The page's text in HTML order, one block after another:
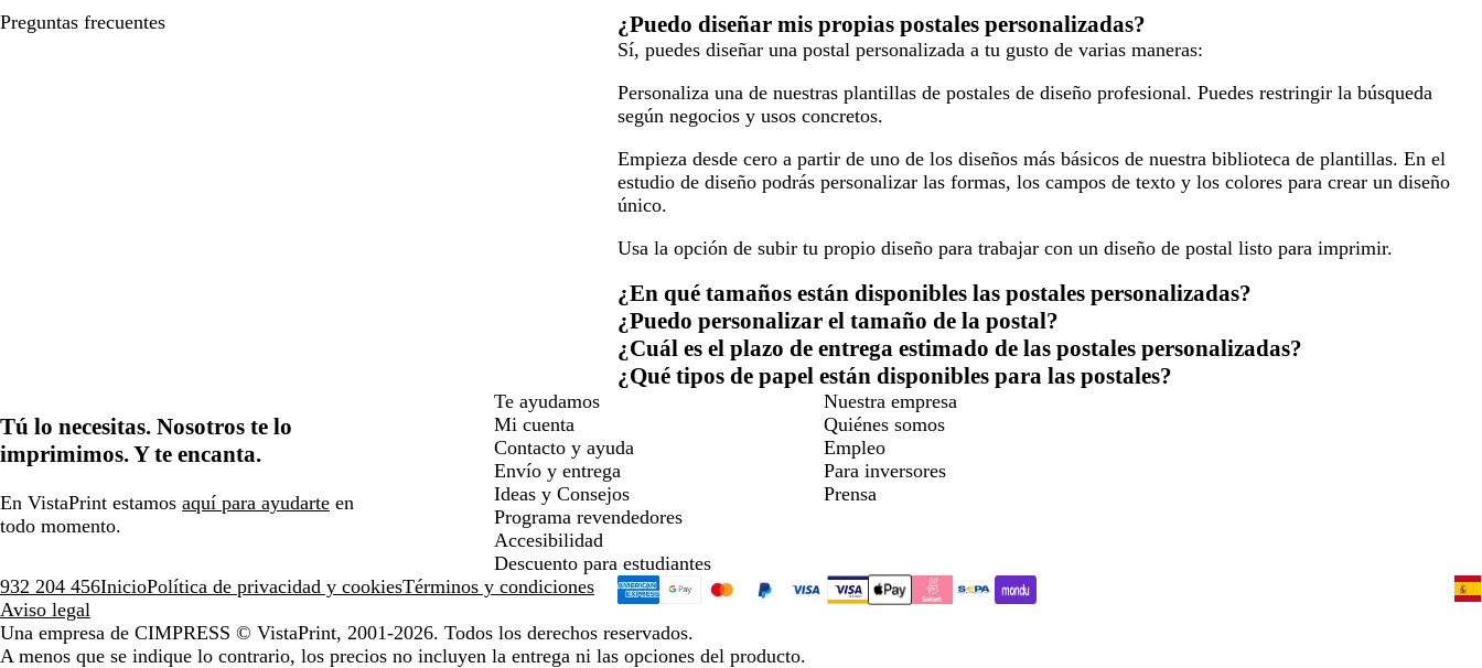
Preguntas frecuentes
¿Puedo diseñar mis propias postales personalizadas?
Sí, puedes diseñar una postal personalizada a tu gusto de varias maneras:
Personaliza una de nuestras plantillas de postales de diseño profesional. Puedes restringir la búsqueda
según negocios y usos concretos.
Empieza desde cero a partir de uno de los diseños más básicos de nuestra biblioteca de plantillas. En el
estudio de diseño podrás personalizar las formas, los campos de texto y los colores para crear un diseño
único.
Usa la opción de subir tu propio diseño para trabajar con un diseño de postal listo para imprimir.
¿En qué tamaños están disponibles las postales personalizadas?
¿Puedo personalizar el tamaño de la postal?
¿Cuál es el plazo de entrega estimado de las postales personalizadas?
¿Qué tipos de papel están disponibles para las postales?
Tú lo necesitas. Nosotros te lo
imprimimos. Y te encanta.
En VistaPrint estamos aquí para ayudarte en
todo momento.
Te ayudamos
Mi cuenta
Contacto y ayuda
Envío y entrega
Ideas y Consejos
Programa revendedores
Accesibilidad
Descuento para estudiantes
Nuestra empresa
Quiénes somos
Empleo
Para inversores
Prensa
932 204 456InicioPolítica de privacidad y cookiesTérminos y condiciones
Aviso legal
Una empresa de CIMPRESS © VistaPrint, 2001-2026. Todos los derechos reservados.
A menos que se indique lo contrario, los precios no incluyen la entrega ni las opciones del producto.